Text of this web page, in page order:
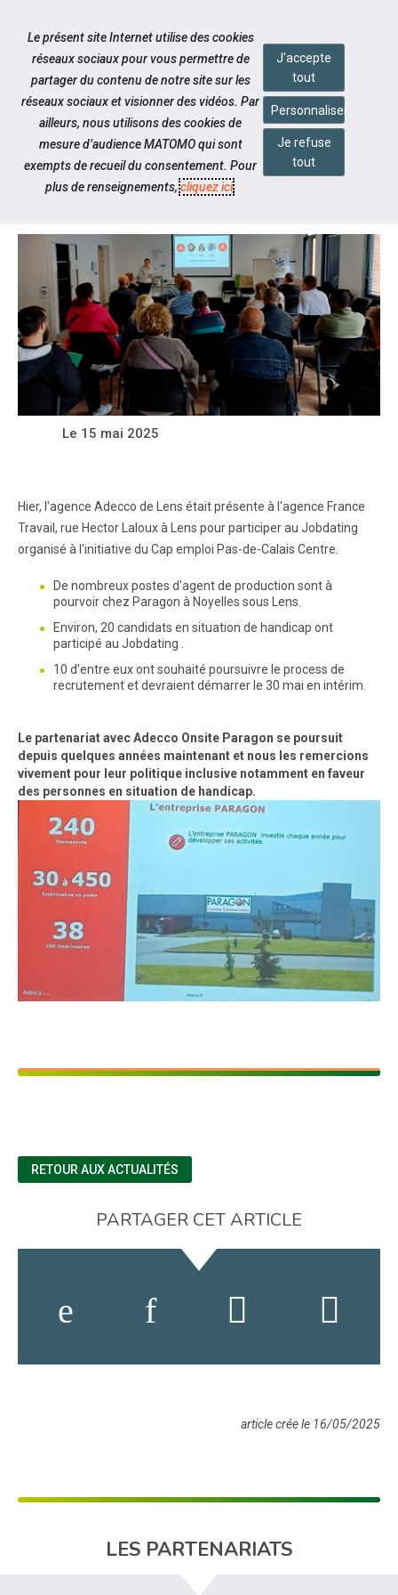
Aller au contenu
Notre actualité
JOBDATING
Le 15 mai 2025
Hier, l'agence Adecco de Lens était présente à l'agence France
Travail, rue Hector Laloux à Lens pour participer au Jobdating
organisé à l'initiative du Cap emploi Pas-de-Calais Centre.
De nombreux postes d'agent de production sont à
pourvoir chez Paragon à Noyelles sous Lens.
Environ, 20 candidats en situation de handicap ont
participé au Jobdating .
10 d'entre eux ont souhaité poursuivre le process de
recrutement et devraient démarrer le 30 mai en intérim.
Le partenariat avec Adecco Onsite Paragon se poursuit
depuis quelques années maintenant et nous les remercions
vivement pour leur politique inclusive notamment en faveur
des personnes en situation de handicap.
RETOUR AUX ACTUALITÉS
PARTAGER CET ARTICLE
article crée le 16/05/2025
LES PARTENARIATS
Le présent site Internet utilise des cookies
réseaux sociaux pour vous permettre de
partager du contenu de notre site sur les
réseaux sociaux et visionner des vidéos. Par
ailleurs, nous utilisons des cookies de
mesure d’audience MATOMO qui sont
exempts de recueil du consentement. Pour
plus de renseignements,cliquez ici.
J'accepte
tout
Personnaliser
Je refuse
tout